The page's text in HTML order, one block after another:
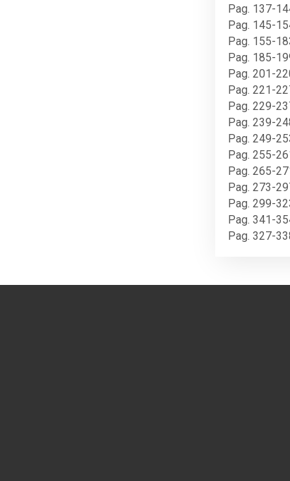
Pag. 137-
Pag. 145-
Pag. 155-
Pag. 185-
Pag. 201-
Pag. 221-
Pag. 229-
Pag. 239-
Pag. 249-
Pag. 255-
Pag. 265-
Pag. 273-
Pag. 299-
Pag. 341-
Pag. 327-